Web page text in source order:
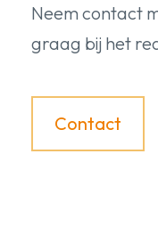
Neem contact
graag bij het
Contact